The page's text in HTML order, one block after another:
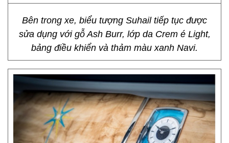
Bên trong xe, biểu tượng Suhail tiếp tục được
sửa dụng với gỗ Ash Burr, lớp da Crem é Light,
bảng điều khiển và thảm màu xanh Navi.